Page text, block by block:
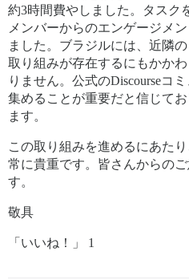
約3時間費やしました。タスク
メンバーからのエンゲージメ
ました。ブラジルには、近隣
取り組みが存在するにもかか
りません。公式のDiscourseコ
集めることが重要だと信じて
ます。
この取り組みを進めるにあた
常に貴重です。皆さんからの
す。
敬具
「いいね！」 1